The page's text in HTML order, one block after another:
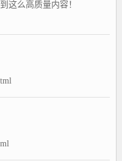
这么高质量内容！